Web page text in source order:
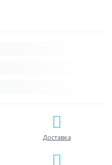
Доставка